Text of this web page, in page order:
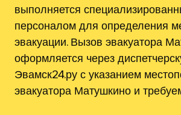
выполняется
персоналом для определения
эвакуации. Вызов эвакуатора
оформляется через
Эвамск24.ру с указанием
эвакуатора Матушкино и